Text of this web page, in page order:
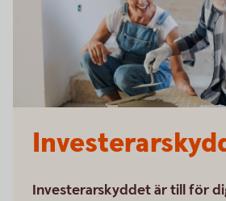
Investerarskyddet är till för